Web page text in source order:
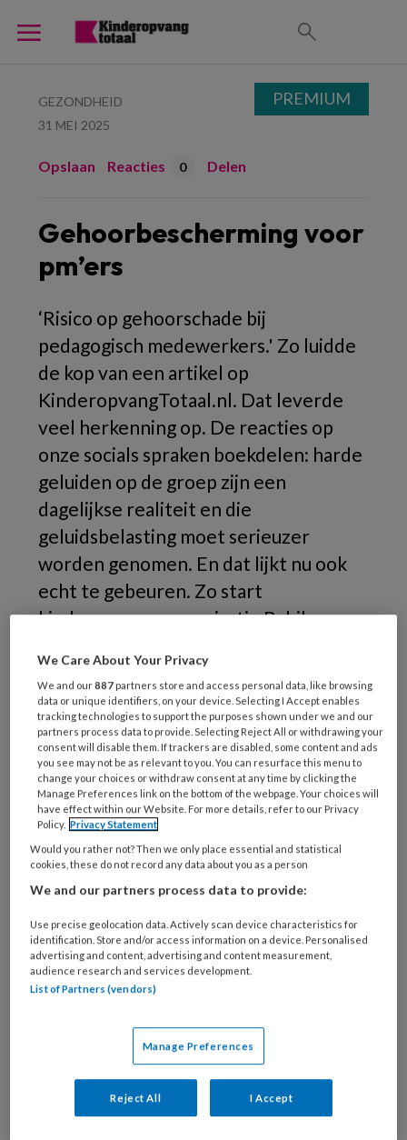
GEZONDHEID
31 MEI 2025
Opslaan Reacties 0 Delen
Gehoorbescherming voor
pm’ers
‘Risico op gehoorschade bij
pedagogisch medewerkers.' Zo luidde
de kop van een artikel op
KinderopvangTotaal.nl. Dat leverde
veel herkenning op. De reacties op
onze socials spraken boekdelen: harde
geluiden op de groep zijn een
dagelijkse realiteit en die
geluidsbelasting moet serieuzer
worden genomen. En dat lijkt nu ook
echt te gebeuren. Zo start
kinderopvang- organisatie Babilou
onderzoeken of het geluid op de
groepen verminderd kan worden.
Adobestock/filistimlyanin1
PREMIUM
We Care About Your Privacy
We and our887 partners store and access personal data, like browsing
data or unique identifiers, on your device. Selecting I Accept enables
tracking technologies to support the purposes shown under we and our
partners process data to provide. Selecting Reject All or withdrawing your
consent will disable them. If trackers are disabled, some content and ads
you see may not be as relevant to you. You can resurface this menu to
change your choices or withdraw consent at any time by clicking the
Manage Preferences link on the bottom of the webpage. Your choices will
have effect within our Website. For more details, refer to our Privacy
Policy. Privacy Statement
Would you rather not? Then we only place essential and statistical
cookies, these do not record any data about you as a person
We and our partners process data to provide:
Use precise geolocation data. Actively scan device characteristics for
identification. Store and/or access information on a device. Personalised
advertising and content, advertising and content measurement,
audience research and services development.
List of Partners (vendors)
Manage Preferences
Reject All I Accept